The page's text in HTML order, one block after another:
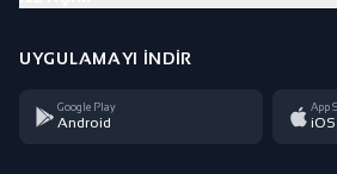
UYGULAMAYI İNDIR
Google Play
Android
App
iOS